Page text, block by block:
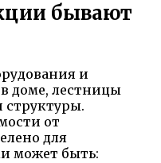
бывают
и
доме, лестницы
от
для
может быть: